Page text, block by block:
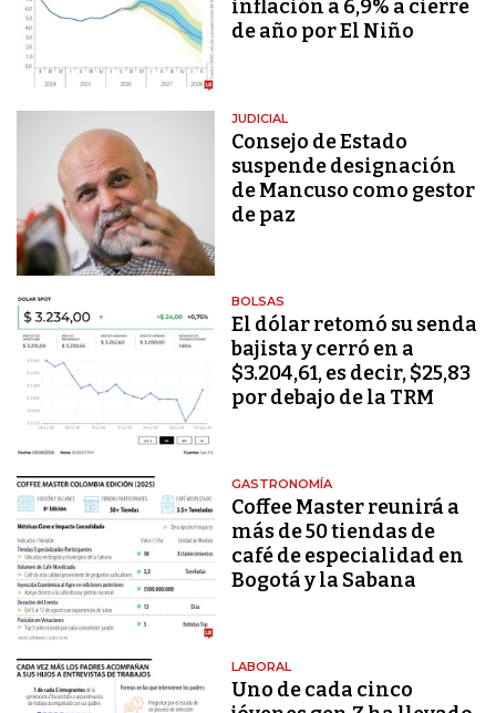
inflación a 6,9% a cierre
de año por El Niño
JUDICIAL
Consejo de Estado
suspende designación
de Mancuso como gestor
de paz
BOLSAS
El dólar retomó su senda
bajista y cerró en a
$3.204,61, es decir, $25,83
por debajo de la TRM
GASTRONOMÍA
Coffee Master reunirá a
más de 50 tiendas de
café de especialidad en
Bogotá y la Sabana
LABORAL
Uno de cada cinco